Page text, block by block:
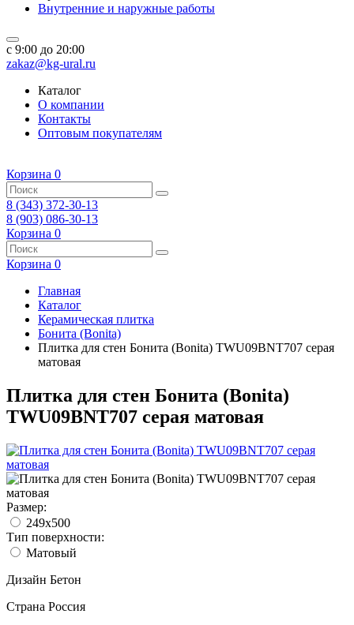
Внутренние и наружные работы
c 9:00 до 20:00
zakaz@kg-ural.ru
Каталог
О компании
Контакты
Оптовым покупателям
Корзина 0
8 (343) 372-30-13
8 (903) 086-30-13
Корзина 0
Корзина 0
Главная
Каталог
Керамическая плитка
Бонита (Bonita)
Плитка для стен Бонита (Bonita) TWU09BNT707 серая
матовая
Плитка для стен Бонита (Bonita)
TWU09BNT707 серая матовая
Размер:
249x500
Тип поверхности:
Матовый
Дизайн Бетон
Страна Россия